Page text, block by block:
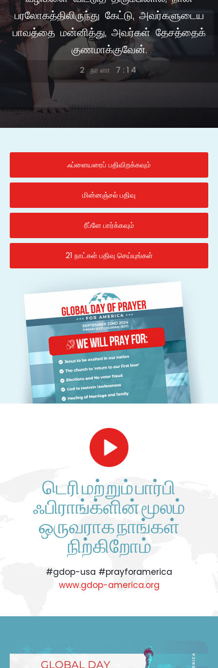
பரலோகத்திலிருந்து கேட்டு, அவர்களுடைய
பாவத்தை மன்னித்து, அவர்கள் தேசத்தைக்
குணமாக்குவேன்.
2 நாளா 7:14
ஃப்ளையரைப் பதிவிறக்கவும்
மின்னஞ்சல் பதிவு
ரீப்ளே பார்க்கவும்
21 நாட்கள் பதிவு செய்யுங்கள்
டெரி மற்றும் பார்பி
ஃபிராங்க்ளின் மூலம்
ஒருவராக நாங்கள்
நிற்கிறோம்
#gdop-usa #prayforamerica
www.gdop-america.org